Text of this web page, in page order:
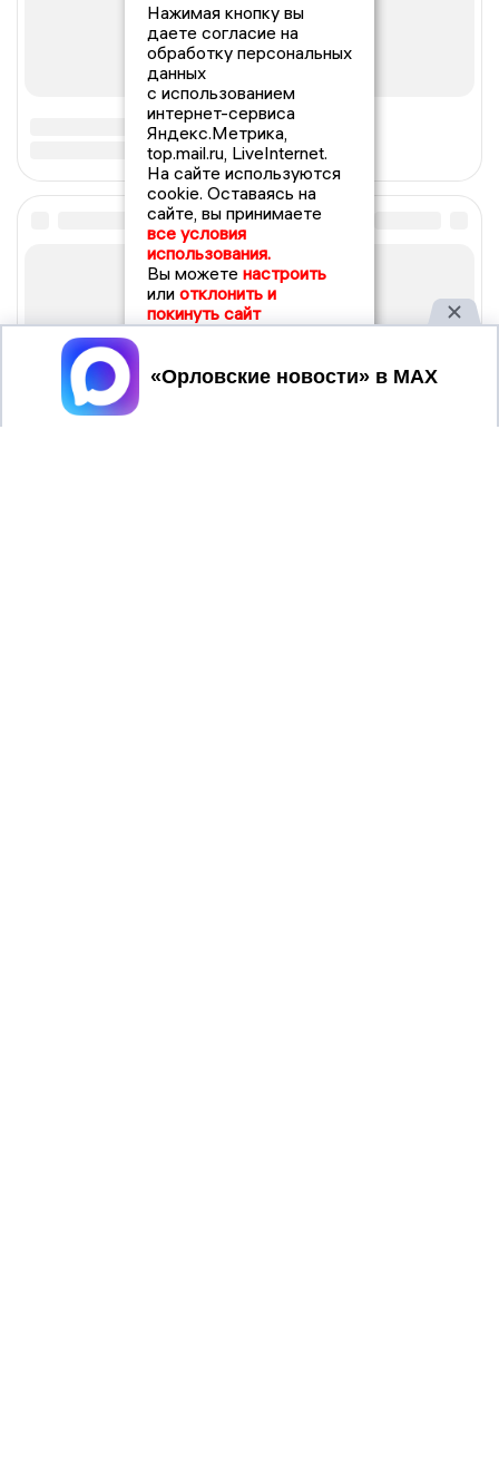
Нажимая кнопку вы
даете согласие на
обработку персональных
данных
с использованием
интернет-сервиса
Яндекс.Метрика,
top.mail.ru, LiveInternet.
На сайте используются
cookie. Оставаясь на
сайте, вы принимаете
все условия
использования.
Вы можете настроить
или отклонить и
покинуть сайт
Принять